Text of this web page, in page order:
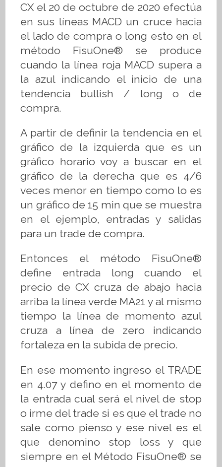
CX el 20 de octubre de 2020 efectúa
en sus líneas MACD un cruce hacia
el lado de compra o long esto en el
método FisuOne® se produce
cuando la línea roja MACD supera a
la azul indicando el inicio de una
tendencia bullish / long o de
compra.
A partir de definir la tendencia en el
gráfico de la izquierda que es un
gráfico horario voy a buscar en el
gráfico de la derecha que es 4/6
veces menor en tiempo como lo es
un gráfico de 15 min que se muestra
en el ejemplo, entradas y salidas
para un trade de compra.
Entonces el método FisuOne®
define entrada long cuando el
precio de CX cruza de abajo hacia
arriba la línea verde MA21 y al mismo
tiempo la línea de momento azul
cruza a línea de zero indicando
fortaleza en la subida de precio.
En ese momento ingreso el TRADE
en 4.07 y defino en el momento de
la entrada cual será el nivel de stop
o irme del trade si es que el trade no
sale como pienso y ese nivel es el
que denomino stop loss y que
siempre en el Método FisuOne® se